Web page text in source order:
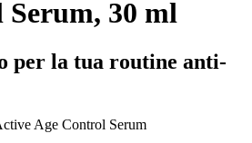
30 ml
per la tua routine anti-
Age Control Serum